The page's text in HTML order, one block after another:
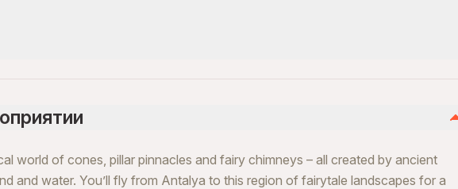
world of cones, pillar pinnacles and fairy chimneys – all created by ancient
and water. You’ll fly from Antalya to this region of fairytale landscapes for a